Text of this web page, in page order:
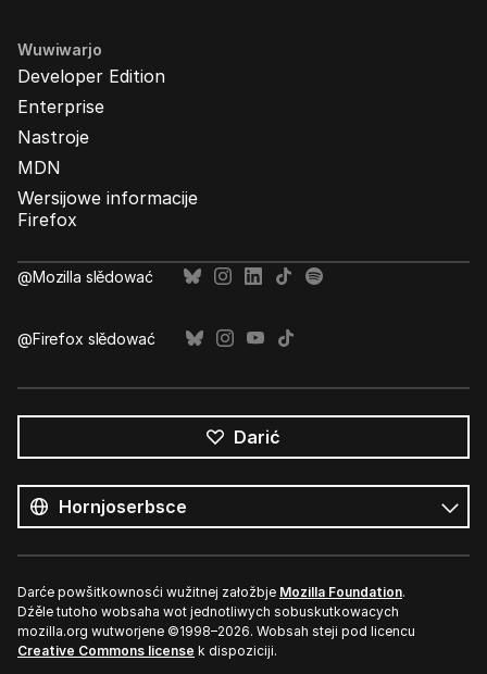
Wuwiwarjo
Developer Edition
Enterprise
Nastroje
MDN
Wersijowe informacije
Firefox
@Mozilla slědować
@Firefox slědować
Darić
rěče
Rěč
Darće powšitkownosći wužitnej załožbje Mozilla Foundation.
Dźěle tutoho wobsaha wot jednotliwych sobuskutkowacych
mozilla.org wutworjene ©1998–2026. Wobsah steji pod licencu
Creative Commons license k dispoziciji.